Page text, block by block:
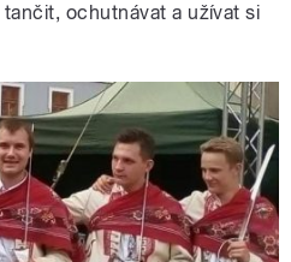
ochutnávat a užívat si